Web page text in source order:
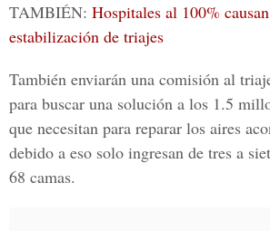
TAMBIÉN: Hospitales al 100%
estabilización de triajes
También enviarán una comisión al
para buscar una solución a los 1.5
que necesitan para reparar los aires
debido a eso solo ingresan de tres a
68 camas.